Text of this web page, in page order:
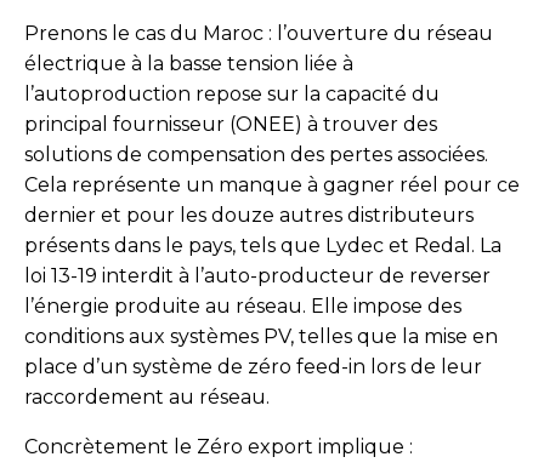
Prenons le cas du Maroc : l’ouverture du réseau
électrique à la basse tension liée à
l’autoproduction repose sur la capacité du
principal fournisseur (ONEE) à trouver des
solutions de compensation des pertes associées.
Cela représente un manque à gagner réel pour ce
dernier et pour les douze autres distributeurs
présents dans le pays, tels que Lydec et Redal. La
loi 13-19 interdit à l’auto-producteur de reverser
l’énergie produite au réseau. Elle impose des
conditions aux systèmes PV, telles que la mise en
place d’un système de zéro feed-in lors de leur
raccordement au réseau.
Concrètement le Zéro export implique :